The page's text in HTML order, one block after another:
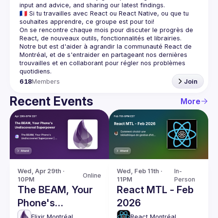
🇫🇷 Si tu travailles avec React ou React Native, ou que tu
On se rencontre chaque mois pour discuter le progrès de
React, de nouveaux outils, fonctionnalités et librairies.
Notre but est d'aider à agrandir la communauté React de
Montréal, et de s'entraider en partageant nos dernières
trouvailles et en collaborant pour régler nos problèmes
618Members Join
Recent Events More
Wed, Apr 29th ·
10PM
Online
The BEAM, Your
Phone's
Elixir Montréal
Wed, Feb 11th ·
11PM
In-
Person
React MTL - Feb
2026
React Montréal